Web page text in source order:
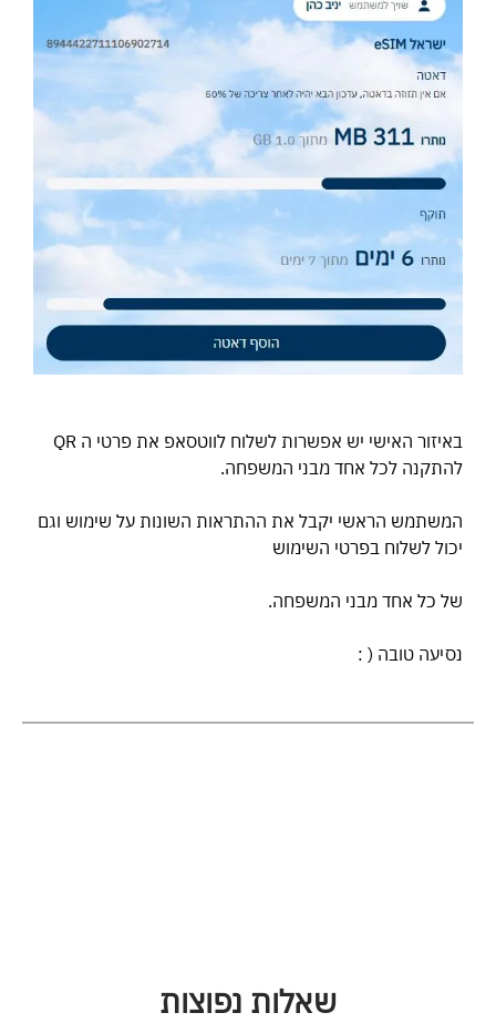
באיזור האישי יש אפשרות לשלוח לווטסאפ את פרטי ה QR
להתקנה לכל אחד מבני המשפחה.
המשתמש הראשי יקבל את ההתראות השונות על שימוש וגם
יכול לשלוח בפרטי השימוש
של כל אחד מבני המשפחה.
נסיעה טובה ( :
שאלות נפוצות